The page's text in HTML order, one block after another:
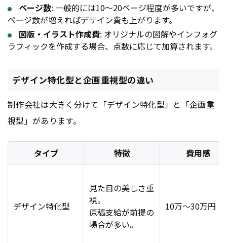
ページ数: 一般的には10〜20ページ程度が多いですが、
ページ数が増えればデザイン費も上がります。
図版・イラスト作成費: オリジナルの図解やインフォグ
ラフィックを作成する場合、点数に応じて加算されます。
デザイン特化型と企画重視型の違い
制作会社は大きく分けて「デザイン特化型」と「企画重
視型」があります。
タイプ 特徴 費用感
デザイン特化型
見た目の美しさ重
視。
原稿支給が前提の
場合が多い。
10万〜30万円